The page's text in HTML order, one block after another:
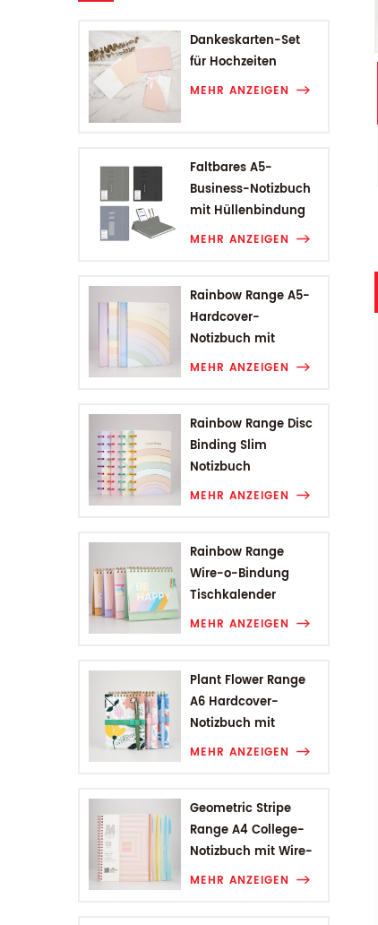
Dankeskarten-Set
für Hochzeiten
MEHR ANZEIGEN
Faltbares A5-
Business-Notizbuch
mit Hüllenbindung
MEHR ANZEIGEN
Rainbow Range A5-
Hardcover-
Notizbuch mit
Hüllenbindung
MEHR ANZEIGEN
Rainbow Range Disc
Binding Slim
Notizbuch
MEHR ANZEIGEN
Rainbow Range
Wire-o-Bindung
Tischkalender
MEHR ANZEIGEN
Plant Flower Range
A6 Hardcover-
Notizbuch mit
Drahtbindung
MEHR ANZEIGEN
Geometric Stripe
Range A4 College-
Notizbuch mit Wire-
O-Bindung
MEHR ANZEIGEN